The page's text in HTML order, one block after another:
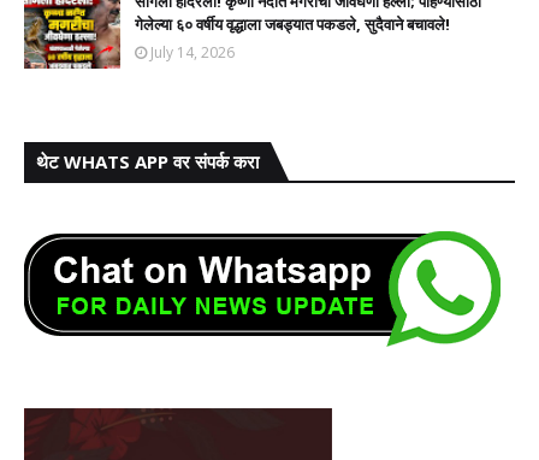
गेलेल्या ६० वर्षीय वृद्धाला जबड्यात पकडले, सुदैवाने बचावले!
July 14, 2026
थेट WHATS APP वर संपर्क करा